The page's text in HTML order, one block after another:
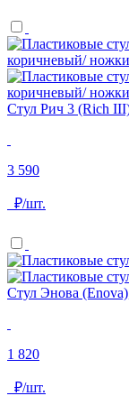
Стул Рич 3 (Rich
3 590
₽/шт.
Стул Энова
1 820
₽/шт.